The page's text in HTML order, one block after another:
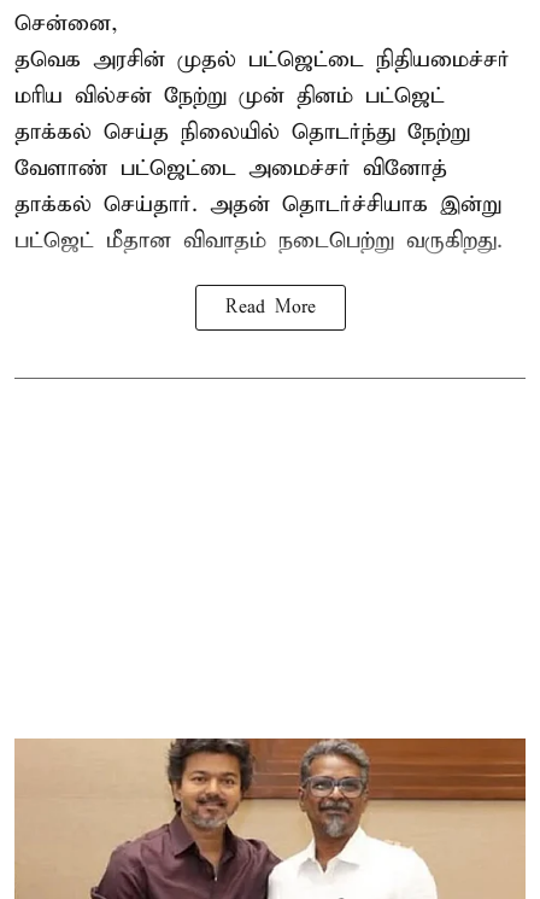
சென்னை,
தவெக அரசின் முதல் பட்ஜெட்டை நிதியமைச்சர்
மரிய வில்சன் நேற்று முன் தினம் பட்ஜெட்
தாக்கல் செய்த நிலையில் தொடர்ந்து நேற்று
வேளாண் பட்ஜெட்டை அமைச்சர் வினோத்
தாக்கல் செய்தார். அதன் தொடர்ச்சியாக இன்று
பட்ஜெட் மீதான விவாதம் நடைபெற்று வருகிறது.
Read More